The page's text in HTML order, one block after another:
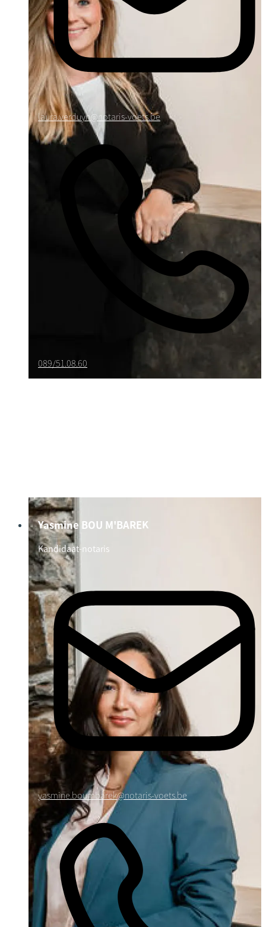
laura.verduyn@notaris-voets.be
089/51.08.60
Yasmine BOU M'BAREK
Kandidaat-notaris
yasmine.boumbarek@notaris-voets.be